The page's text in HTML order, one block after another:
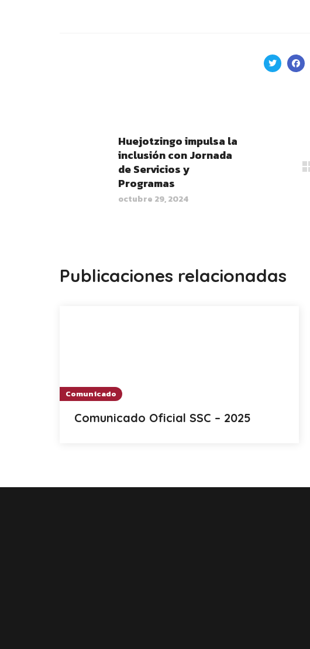
Huejotzingo impulsa la
inclusión con Jornada
de Servicios y
Programas
octubre 29, 2024
Publicaciones relacionadas
Comunicado
Comunicado Oficial SSC – 2025